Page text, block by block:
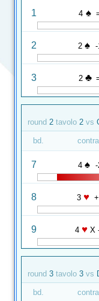
1 4 ♠
2 2 ♠
3 2 ♣
round 2 tavolo 2 vs
bd.
7 4 ♠
8 3 ♥
9 4 ♥ X
round 3 tavolo 3 vs
bd.